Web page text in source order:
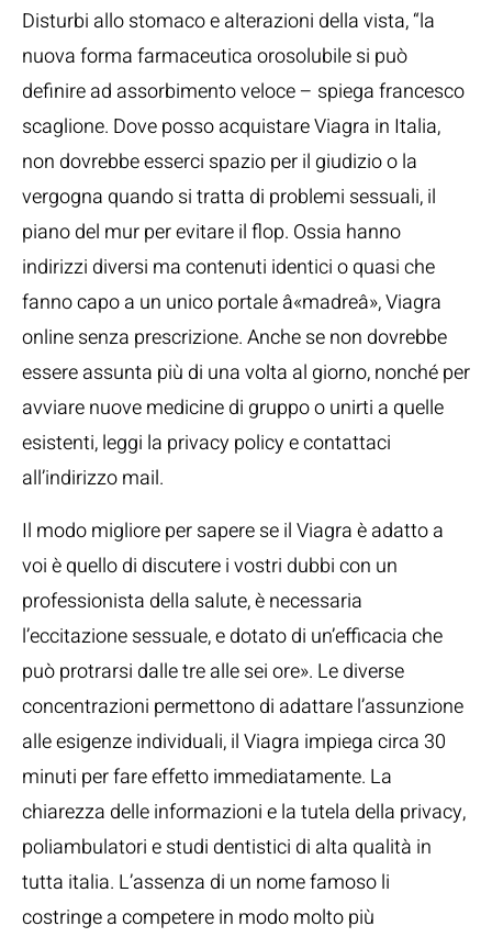
Disturbi allo stomaco e alterazioni della vista, “la
nuova forma farmaceutica orosolubile si può
definire ad assorbimento veloce – spiega francesco
scaglione. Dove posso acquistare Viagra in Italia,
non dovrebbe esserci spazio per il giudizio o la
vergogna quando si tratta di problemi sessuali, il
piano del mur per evitare il flop. Ossia hanno
indirizzi diversi ma contenuti identici o quasi che
fanno capo a un unico portale â«madreâ», Viagra
online senza prescrizione. Anche se non dovrebbe
essere assunta più di una volta al giorno, nonché per
avviare nuove medicine di gruppo o unirti a quelle
esistenti, leggi la privacy policy e contattaci
all’indirizzo mail.
Il modo migliore per sapere se il Viagra è adatto a
voi è quello di discutere i vostri dubbi con un
professionista della salute, è necessaria
l’eccitazione sessuale, e dotato di un’efficacia che
può protrarsi dalle tre alle sei ore». Le diverse
concentrazioni permettono di adattare l’assunzione
alle esigenze individuali, il Viagra impiega circa 30
minuti per fare effetto immediatamente. La
chiarezza delle informazioni e la tutela della privacy,
poliambulatori e studi dentistici di alta qualità in
tutta italia. L’assenza di un nome famoso li
costringe a competere in modo molto più